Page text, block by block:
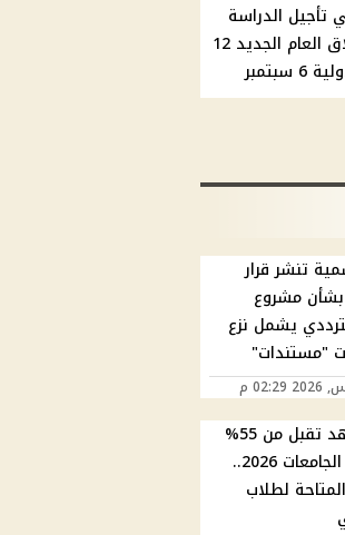
تأجيل الدراسة
وتحدد انطلاق العام الجديد 12
تنشر قرار
بشأن مشروع
يشمل نزع
"مستندات"
كليات ومعاهد تقبل من 55%
في تنسيق الجامعات 2026..
لطلاب